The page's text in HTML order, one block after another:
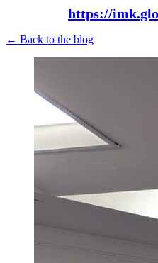
https://
← Back to the blog